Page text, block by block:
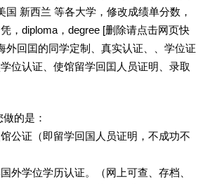
国 新西兰 等各大学，修改成绩单分数，
，diploma，degree [删除请点击网页快
外回囯的同学定制、真实认证、、学位证
位认证、使馆留学回囯人员证明、录取
的是：
公证（即留学回国人员证明，不成功不
外学位学历认证。（网上可查、存档、